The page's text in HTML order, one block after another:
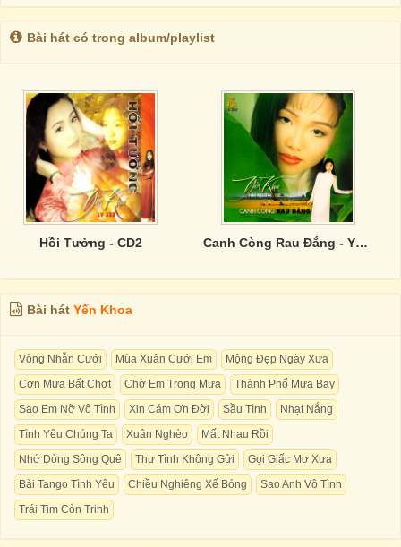
Bài hát có trong album/playlist
Hồi Tưởng - CD2 Canh Còng Rau Đắng - Yến Khoa
Bài hát Yến Khoa
Vòng Nhẫn Cưới Mùa Xuân Cưới Em
Mộng Đẹp Ngày Xưa
Cơn Mưa Bất Chợt
Chờ Em Trong Mưa
Thành Phố Mưa Bay
Sao Em Nỡ Vô Tình
Xin Cám Ơn Đời Sầu Tình
Nhạt Nắng
Tình Yêu Chúng Ta
Xuân Nghèo
Mất Nhau Rồi
Nhớ Dòng Sông Quê
Thư Tình Không Gửi
Gọi Giấc Mơ Xưa
Bài Tango Tình Yêu
Chiều Nghiêng Xế Bóng
Sao Anh Vô Tình
Trái Tim Còn Trinh